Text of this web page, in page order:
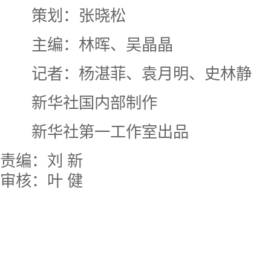
策划：张晓松
主编：林晖、吴晶晶
记者：杨湛菲、袁月明、史林静
新华社国内部制作
新华社第一工作室出品
责编：刘 新
审核：叶 健